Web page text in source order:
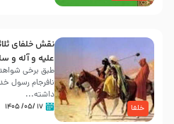
خلفا
نقش خلفای
علیه و آله و
طبق برخی شواهد
نافرجام رسول
داشته‌...
۱۷ /۰۵/ ۱۴۰۵